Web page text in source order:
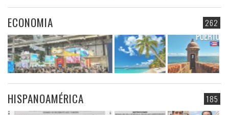
262
ECONOMIA
185
HISPANOAMÉRICA